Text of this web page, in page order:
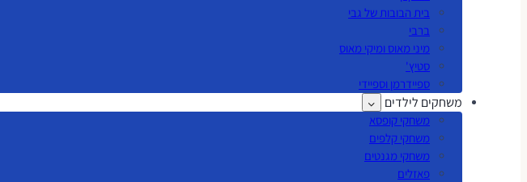
בית הבובות של גבי
ברבי
מיני מאוס ומיקי מאוס
סטיץ'
ספיידרמן וספיידי
משחקים לילדים
משחקי קופסא
משחקי קלפים
משחקי מגנטים
פאזלים